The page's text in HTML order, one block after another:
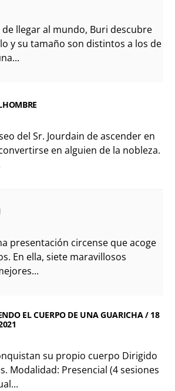
llegar al mundo, Buri descubre
y su tamaño son distintos a los de
del Sr. Jourdain de ascender en
en alguien de la nobleza.
presentación circense que acoge
En ella, siete maravillosos
EL CUERPO DE UNA GUARICHA / 18
su propio cuerpo Dirigido
Modalidad: Presencial (4 sesiones